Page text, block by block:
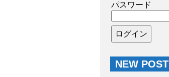
パスワード
NEW POST